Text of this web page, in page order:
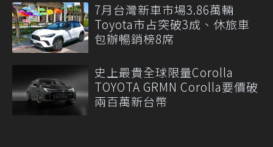
7月台灣新車市場3.86萬輛
Toyota市占突破3成、休旅車
包辦暢銷榜8席
史上最貴全球限量Corolla
TOYOTA GRMN Corolla要價破
兩百萬新台幣